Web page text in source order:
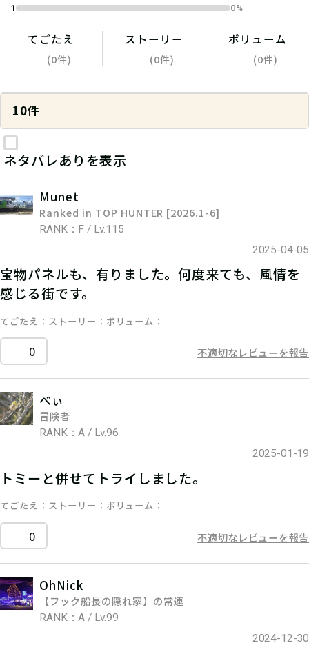
1
0%
てごたえ
(0件)
ストーリー
(0件)
ボリューム
(0件)
10件
ネタバレありを表示
Munet
Ranked in TOP HUNTER [2026.1-6]
RANK：F / Lv.115
2025-04-05
宝物パネルも、有りました。何度来ても、風情を
感じる街です。
てごたえ ストーリー ボリューム
0 不適切なレビューを報告
べぃ
冒険者
RANK：A / Lv.96
2025-01-19
トミーと併せてトライしました。
てごたえ ストーリー ボリューム
0 不適切なレビューを報告
OhNick
【フック船長の隠れ家】の常連
RANK：A / Lv.99
2024-12-30